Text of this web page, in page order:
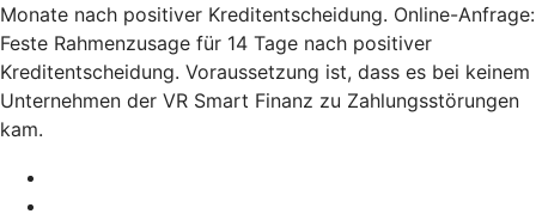
Monate nach positiver Kreditentscheidung. Online-Anfrage:
Feste Rahmenzusage für 14 Tage nach positiver
Kreditentscheidung. Voraussetzung ist, dass es bei keinem
Unternehmen der VR Smart Finanz zu Zahlungsstörungen
kam.